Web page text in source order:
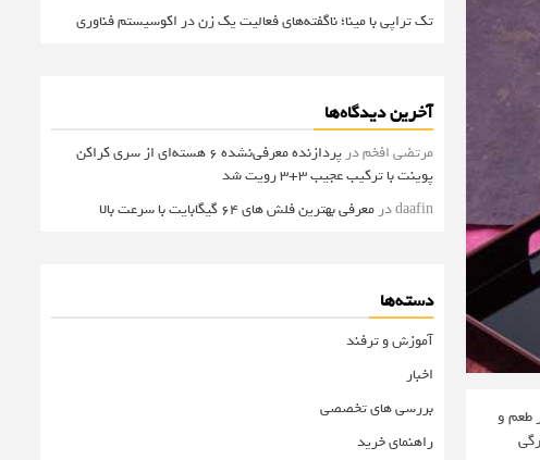
طعم و
تک تراپی با مینا؛ ناگفته‌های فعالیت یک زن در اکوسیستم فناوری
آخرین دیدگاه‌ها
مرتضی افخمدر
پردازنده معرفی‌نشده 6 هسته‌ای از سری کراکن
پوینت با ترکیب عجیب 3+3 رویت شد
daafinدر معرفی بهترین فلش های 64 گیگابایت با سرعت بالا
دسته‌ها
آموزش و ترفند
اخبار
بررسی های تخصصی
راهنمای خرید